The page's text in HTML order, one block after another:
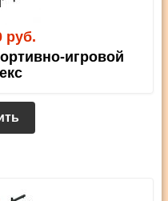
руб.
игровой